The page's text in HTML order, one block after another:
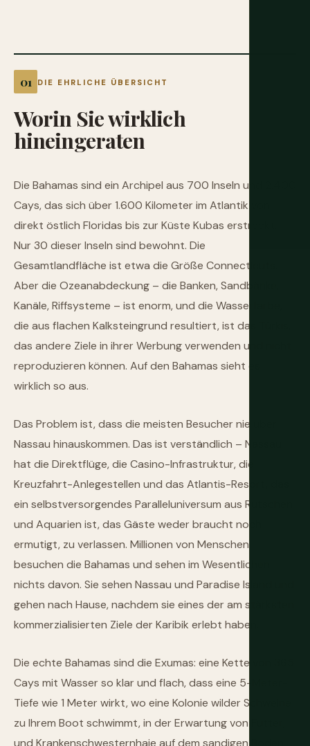
DIE EHRLICHE ÜBERSICHT
Worin Siewirklich
hineingeraten
Die Bahamas sind ein Archipel aus 700 Inseln und 2.400
Cays, das sich über 1.600 Kilometer im Atlantik von
direkt östlich Floridas bis zur Küste Kubas erstreckt.
Nur 30 dieser Inseln sind bewohnt. Die
Gesamtlandfläche ist etwa die Größe Connecticuts.
Aber die Ozeanabdeckung – die Banken, Sandbänke,
Kanäle, Riffsysteme – ist enorm, und die Wasserfarbe,
die aus flachen Kalksteingrund resultiert, ist das Türkis,
das andere Ziele in ihrer Werbung verwenden und nicht
reproduzieren können. Auf den Bahamas sieht es
wirklich so aus.
Das Problem ist, dass die meisten Besucher nie über
Nassau hinauskommen. Das ist verständlich – Nassau
hat die Direktflüge, die Casino-Infrastruktur, die
Kreuzfahrt-Anlegestellen und das Atlantis-Resort, das
ein selbstversorgendes Paralleluniversum aus Rutschen
und Aquarien ist, das Gäste weder braucht noch
ermutigt, zu verlassen. Millionen von Menschen
besuchen die Bahamas und sehen im Wesentlichen
nichts davon. Sie sehen Nassau und Paradise Island und
gehen nach Hause, nachdem sie eines der am stärksten
kommerzialisierten Ziele der Karibik erlebt haben.
Die echte Bahamas sind die Exumas: eine Kette von 365
Cays mit Wasser so klar und flach, dass eine 5-Meter-
Tiefe wie 1 Meter wirkt, wo eine Kolonie wilder Schweine
zu Ihrem Boot schwimmt, in der Erwartung von Futter,
und Krankenschwesternhaie auf dem sandigen Boden